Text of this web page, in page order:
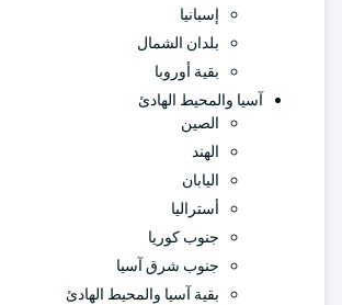
إسبانيا
بلدان الشمال
بقية أوروبا
آسيا والمحيط الهادئ
الصين
الهند
اليابان
أستراليا
جنوب كوريا
جنوب شرق آسيا
بقية آسيا والمحيط الهادئ